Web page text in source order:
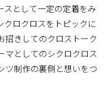
スとして一定の定着をみ
クロクロスをトピックに
招きしてのクロストーク
マとしてのシクロクロス
ツ制作の裏側と想いをつ